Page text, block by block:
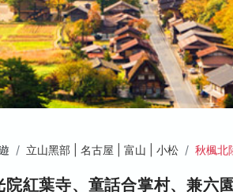
立山黑部 | 名古屋 | 富山 | 小松 秋楓北
紅葉寺、童話合掌村、兼六